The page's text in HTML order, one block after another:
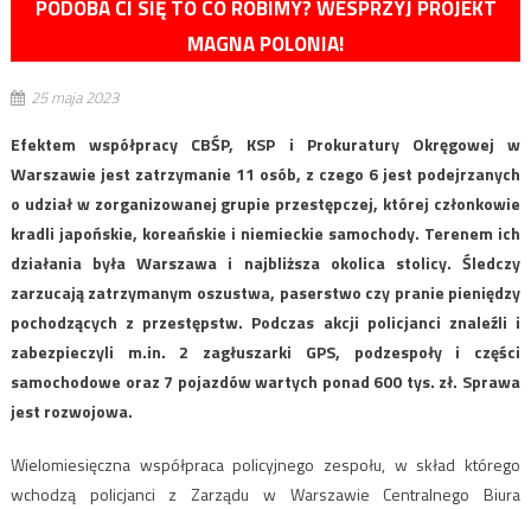
PODOBA CI SIĘ TO CO ROBIMY? WESPRZYJ PROJEKT
MAGNA POLONIA!
25 maja 2023
Efektem współpracy CBŚP, KSP i Prokuratury Okręgowej w
Warszawie jest zatrzymanie 11 osób, z czego 6 jest podejrzanych
o udział w zorganizowanej grupie przestępczej, której członkowie
kradli japońskie, koreańskie i niemieckie samochody. Terenem ich
działania była Warszawa i najbliższa okolica stolicy. Śledczy
zarzucają zatrzymanym oszustwa, paserstwo czy pranie pieniędzy
pochodzących z przestępstw. Podczas akcji policjanci znaleźli i
zabezpieczyli m.in. 2 zagłuszarki GPS, podzespoły i części
samochodowe oraz 7 pojazdów wartych ponad 600 tys. zł. Sprawa
jest rozwojowa.
Wielomiesięczna współpraca policyjnego zespołu, w skład którego
wchodzą policjanci z Zarządu w Warszawie Centralnego Biura